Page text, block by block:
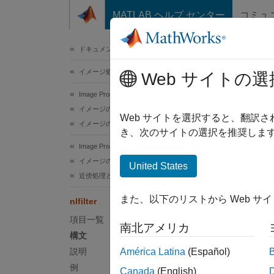
コンテンツへスキップ
MATLAB ヘルプ センター コミュ
ドキュメンテーションのホーム
イメージ処理とコンピューター ビジョン
Image Processing Toolbox
イメージのフィルター処理と強調
イメージのフィルター処理
Image Processing Toolbox
イメージのフィルター処理と強調
近傍処理とブロック処理
nlfilter
項目一覧
構文
説明
例
一般的
B =
Web サイトの選
Web サイトを選択すると、翻訳
き、次のサイトの選択を推奨しま
United States
また、以下のリストから Web サ
南北アメリカ
América Latina (Español)
Canada (English)